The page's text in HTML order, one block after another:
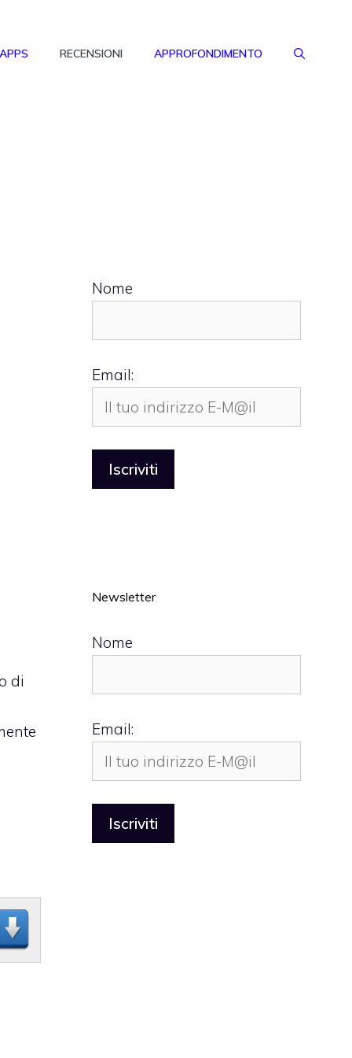
RECENSIONI APPROFONDIMENTO
di
Nome
Email:
Newsletter
Nome
Email: